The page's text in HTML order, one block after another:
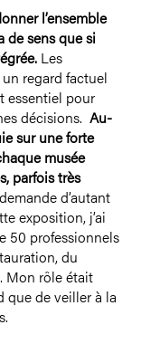
l’ensemble
de sens que si
Les
regard factuel
essentiel pour
décisions.Au-
sur une forte
musée
parfois très
d’autant
exposition, j’ai
50 professionnels
du
Mon rôle était
que de veiller à la